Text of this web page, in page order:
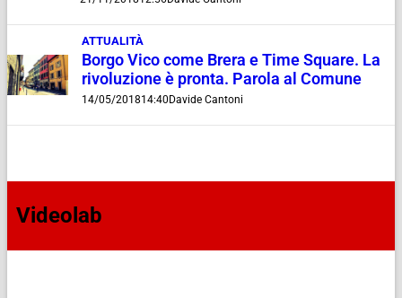
ATTUALITÀ
Borgo Vico come Brera e Time Square. La
rivoluzione è pronta. Parola al Comune
14/05/201814:40Davide Cantoni
Videolab